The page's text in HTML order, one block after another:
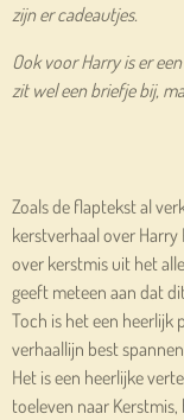
zijn er cadeautjes.
Ook voor Harry is er
zit wel een briefje bij,
Zoals de flaptekst al
kerstverhaal over
over kerstmis uit het
geeft meteen aan dat
Toch is het een heerlijk
verhaallijn best
Het is een heerlijke
toeleven naar